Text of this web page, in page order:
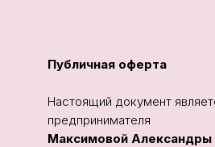
Публичная оферта
Настоящий документ
предпринимателя
Максимовой Александры